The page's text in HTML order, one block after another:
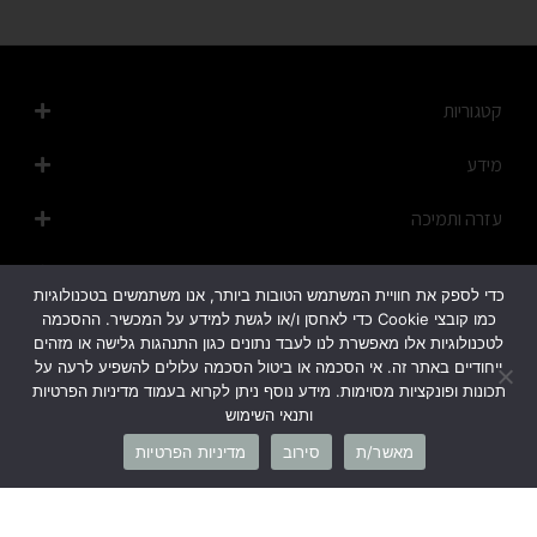
קטגוריות
מידע
עזרה ותמיכה
מפת האתר
1700-50-20-45
info@cb-fashion.shop
כדי לספק את חוויית המשתמש הטובות ביותר, אנו משתמשים בטכנולוגיות
כמו קובצי Cookie כדי לאחסן ו/או לגשת למידע על המכשיר. ההסכמה
לטכנולוגיות אלו מאפשרת לנו לעבד נתונים כגון התנהגות גלישה או מזהים
ייחודיים באתר זה. אי הסכמה או ביטול הסכמה עלולים להשפיע לרעה על
תכונות ופונקציות מסוימות. מידע נוסף ניתן לקרוא בעמוד מדיניות הפרטיות
ותנאי השימוש
מאשר/ת
סירוב מדיניות הפרטיות